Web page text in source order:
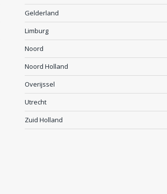
Gelderland
Limburg
Noord
Noord Holland
Overijssel
Utrecht
Zuid Holland